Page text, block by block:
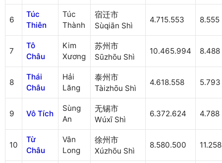
6
Túc
Thiên
Túc
Thành
宿迁市
Sùqiān Shì
4.715.553 8.555
7
Tô
Châu
Kim
Xương
苏州市
Sūzhōu Shì
10.465.994 8.488
8
Thái
Châu
Hải
Lăng
泰州市
Tàizhōu Shì
4.618.558 5.793
9 Vô Tích
Sùng
An
无锡市
Wúxī Shì
6.372.624 4.788
10
Từ
Châu
Vân
Long
徐州市
Xúzhōu Shì
8.580.500 11.258